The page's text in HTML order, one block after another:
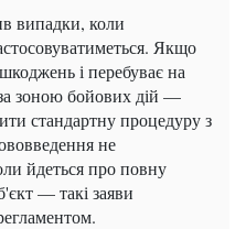
випадки, коли
Якщо
і перебуває на
зоною бойових дій —
стандартну процедуру з
не
йдеться про повну
— такі заяви